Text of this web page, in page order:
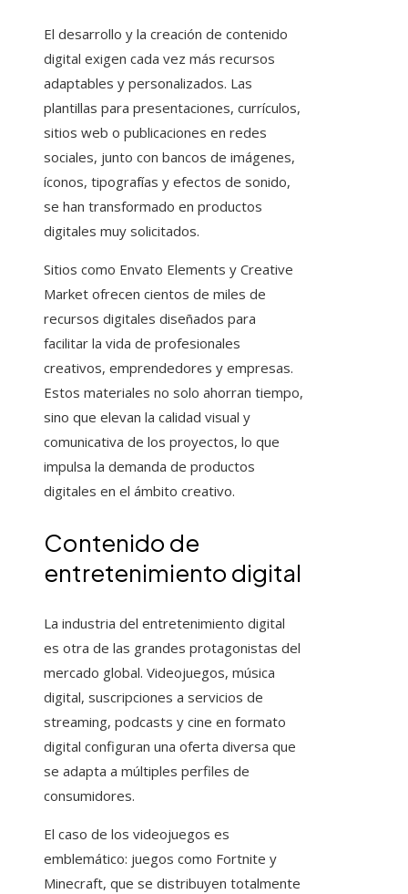
El desarrollo y la creación de contenido
digital exigen cada vez más recursos
adaptables y personalizados. Las
plantillas para presentaciones, currículos,
sitios web o publicaciones en redes
sociales, junto con bancos de imágenes,
íconos, tipografías y efectos de sonido,
se han transformado en productos
digitales muy solicitados.
Sitios como Envato Elements y Creative
Market ofrecen cientos de miles de
recursos digitales diseñados para
facilitar la vida de profesionales
creativos, emprendedores y empresas.
Estos materiales no solo ahorran tiempo,
sino que elevan la calidad visual y
comunicativa de los proyectos, lo que
impulsa la demanda de productos
digitales en el ámbito creativo.
Contenido de
entretenimiento digital
La industria del entretenimiento digital
es otra de las grandes protagonistas del
mercado global. Videojuegos, música
digital, suscripciones a servicios de
streaming, podcasts y cine en formato
digital configuran una oferta diversa que
se adapta a múltiples perfiles de
consumidores.
El caso de los videojuegos es
emblemático: juegos como Fortnite y
Minecraft, que se distribuyen totalmente